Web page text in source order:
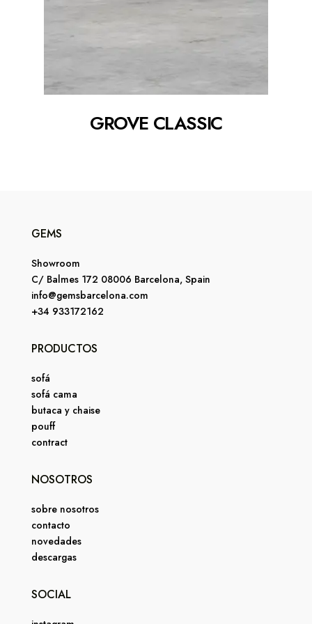
GROVE CLASSIC
GEMS
Showroom
C/ Balmes 172 08006 Barcelona, Spain
info@gemsbarcelona.com
+34 933172162
PRODUCTOS
sofá
sofá cama
butaca y chaise
pouff
contract
NOSOTROS
sobre nosotros
contacto
novedades
descargas
SOCIAL